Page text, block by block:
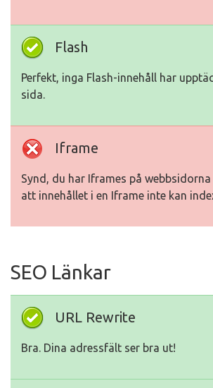
Flash
Perfekt, inga Flash-innehåll har
sida.
Iframe
Synd, du har Iframes på
att innehållet i en Iframe inte kan
SEO Länkar
URL Rewrite
Bra. Dina adressfält ser bra ut!